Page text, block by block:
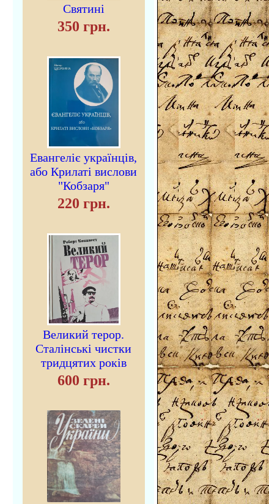
Святині
350 грн.
Евангеліє українців,
або Крилаті вислови
"Кобзаря"
220 грн.
Великий терор.
Сталінські чистки
тридцятих років
600 грн.